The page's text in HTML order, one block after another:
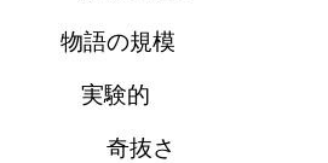
奇抜さ
実験的
物語の規模